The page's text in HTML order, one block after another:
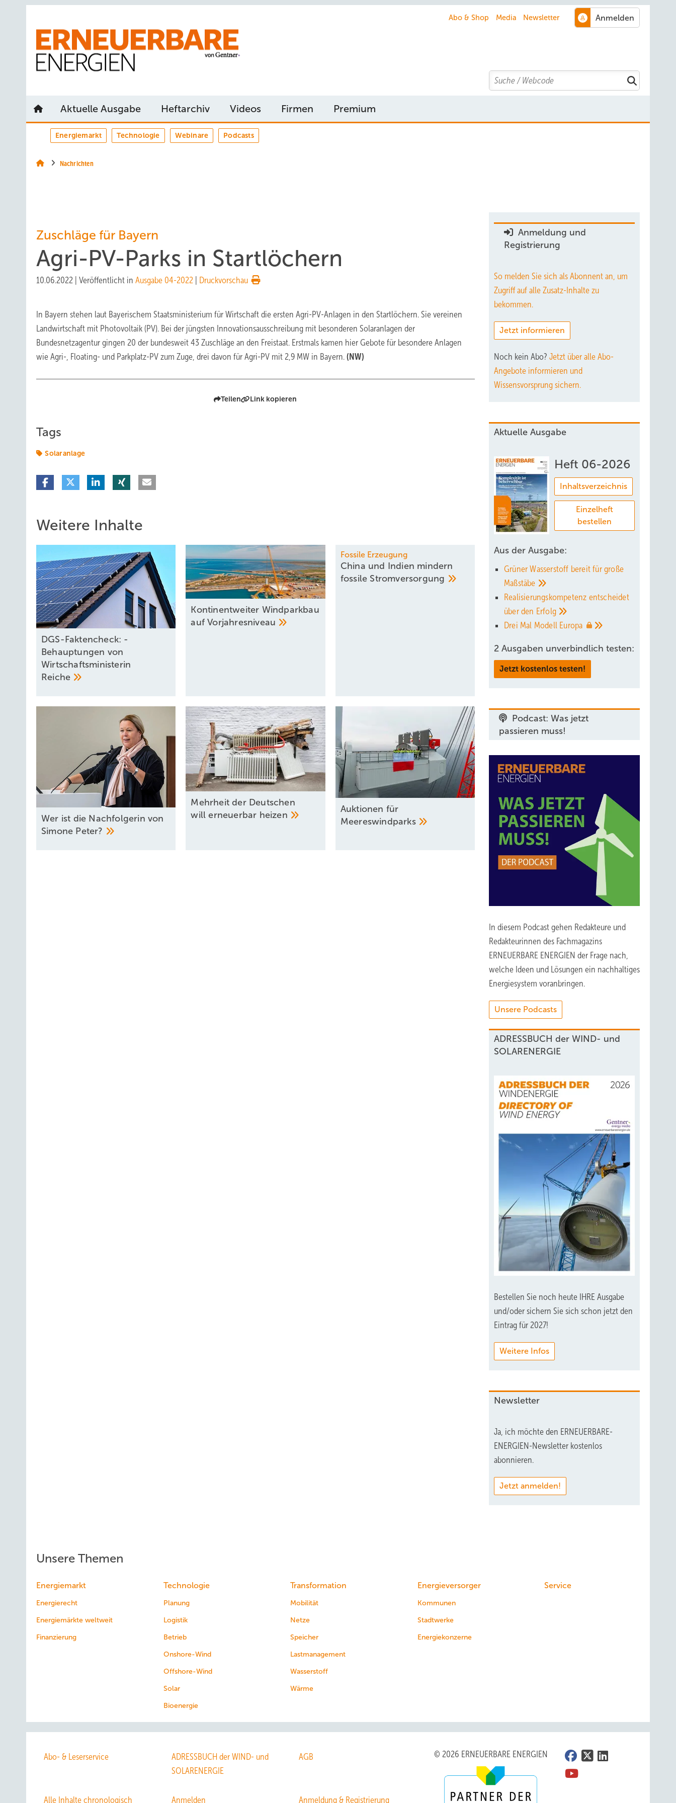
Abo & Shop Media Newsletter
Search
Aktuelle Ausgabe Heftarchiv Videos Firmen Premium
Energiemarkt Technologie Webinare Podcasts
Nachrichten
Zuschläge für Bayern
Agri-PV-Parks in Startlöchern
10.06.2022 Veröffentlicht in Ausgabe 04-2022 Druckvorschau
In Bayern stehen laut Bayerischem Staatsministerium für Wirtschaft die ersten Agri-PV-Anlagen in den Startlöchern. Sie vereinen
Landwirtschaft mit Photovoltaik (PV). Bei der jüngsten Innovationsausschreibung mit besonderen Solaranlagen der
Bundesnetzagentur gingen 20 der bundesweit 43 Zuschläge an den Freistaat. Erstmals kamen hier Gebote für besondere Anlagen
wie Agri-, Floating- und Parkplatz-PV zum Zuge, drei davon für Agri-PV mit 2,9 MW in Bayern. (NW)
Teilen Link kopieren
Tags
Solaranlage
Weitere Inhalte
DGS-Faktencheck: ­
Behauptungen von
Wirtschafts­ministerin
Reiche
Kontinentweiter Windparkbau
aufVorjahresniveau
Fossile Erzeugung
China und Indien mindern
fossile Stromversorgung
W er ist die Nachfolgerin von
Simone Peter?
Mehrheit der Deutschen
will erneuerbar heizen
Auktionen für
Meereswindparks
Anmeldung und
Registrierung
So melden Sie sich als Abonnent an, um
Zugriff auf alle Zusatz-Inhalte zu
bekommen.
Jetzt informieren
Noch kein Abo? Jetzt über alle Abo-
Angebote informieren und
Wissensvorsprung sichern.
Aktuelle Ausgabe
Heft 06-2026
Inhaltsverzeichnis
Einzelheft
bestellen
Aus der Ausgabe:
Grüner Wasserstoff bereit für große
Maßstäbe
Realisierungskompetenz entscheidet
über den Erfolg
Drei Mal Modell Europa
2 Ausgaben unverbindlich testen:
Jetzt kostenlos testen!
Podcast: Was jetzt
passieren muss!
In diesem Podcast gehen Redakteure und
Redakteurinnen des Fachmagazins
ERNEUERBARE ENERGIEN der Frage nach,
welche Ideen und Lösungen ein nachhaltiges
Energiesystem voranbringen.
Unsere Podcasts
ADRESSBUCH der WIND- und
SOLARENERGIE
Bestellen Sie noch heute IHRE Ausgabe
und/oder sichern Sie sich schon jetzt den
Eintrag für 2027!
Weitere Infos
Newsletter
Ja, ich möchte den ERNEUERBARE-
ENERGIEN-Newsletter kostenlos
abonnieren.
Jetzt anmelden!
Unsere Themen
Energiemarkt
Energierecht
Energiemärkte weltweit
Finanzierung
Technologie
Planung
Logistik
Betrieb
Onshore-Wind
Offshore-Wind
Solar
Bioenergie
Transformation
Mobilität
Netze
Speicher
Lastmanagement
Wasserstoff
Wärme
Energieversorger
Kommunen
Stadtwerke
Energiekonzerne
Service
Abo- & Leserservice
ADRESSBUCH der WIND- und
SOLARENERGIE
AGB
Alle Inhalte chronologisch Anmelden Anmeldung & Registrierung
© 2026 ERNEUERBARE ENERGIEN